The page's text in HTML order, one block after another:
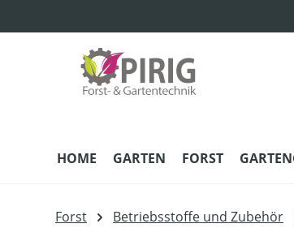
HOME GARTEN FORST
Forst Betriebsstoffe und Zubehör